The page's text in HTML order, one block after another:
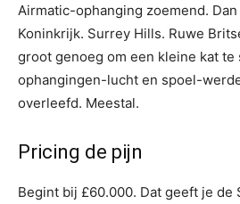
Airmatic-ophanging zoemend.
Koninkrijk. Surrey Hills. Ruwe
groot genoeg om een kleine kat te
ophangingen-lucht en spoel-
overleefd. Meestal.
Pricing de pijn
Begint bij £60.000. Dat geeft je de